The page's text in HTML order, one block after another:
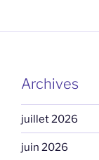
Archives
juillet 2026
juin 2026